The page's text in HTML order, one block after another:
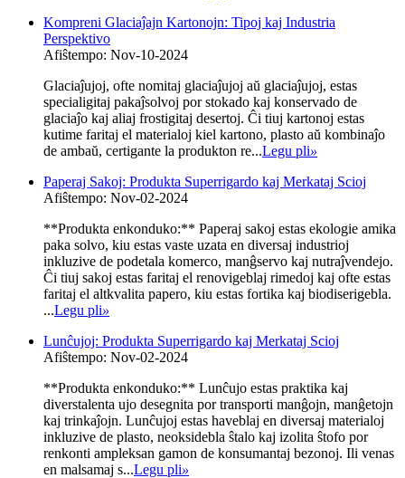
Kompreni Glaciaĵajn Kartonojn: Tipoj kaj Industria
Perspektivo
Afiŝtempo: Nov-10-2024
Glaciaĵujoj, ofte nomitaj glaciaĵujoj aŭ glaciaĵujoj, estas
specialigitaj pakaĵsolvoj por stokado kaj konservado de
glaciaĵo kaj aliaj frostigitaj desertoj. Ĉi tiuj kartonoj estas
kutime faritaj el materialoj kiel kartono, plasto aŭ kombinaĵo
de ambaŭ, certigante la produkton re...Legu pli»
Paperaj Sakoj: Produkta Superrigardo kaj Merkataj Scioj
Afiŝtempo: Nov-02-2024
**Produkta enkonduko:** Paperaj sakoj estas ekologie amika
paka solvo, kiu estas vaste uzata en diversaj industrioj
inkluzive de podetala komerco, manĝservo kaj nutraĵvendejo.
Ĉi tiuj sakoj estas faritaj el renovigeblaj rimedoj kaj ofte estas
faritaj el altkvalita papero, kiu estas fortika kaj biodiserigebla.
...Legu pli»
Lunĉujoj: Produkta Superrigardo kaj Merkataj Scioj
Afiŝtempo: Nov-02-2024
**Produkta enkonduko:** Lunĉujo estas praktika kaj
diverstalenta ujo desegnita por transporti manĝojn, manĝetojn
kaj trinkaĵojn. Lunĉujoj estas haveblaj en diversaj materialoj
inkluzive de plasto, neoksidebla ŝtalo kaj izolita ŝtofo por
renkonti ampleksan gamon de konsumantaj bezonoj. Ili venas
en malsamaj s...Legu pli»